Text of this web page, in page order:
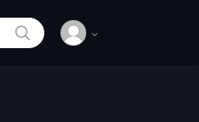
SEARCH